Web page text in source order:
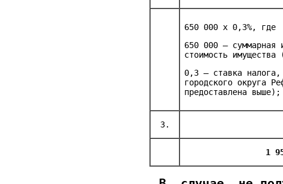
650 000 х 0,3%, где
650 000 – суммарная
стоимость имущества
0,3 – ставка налога,
городского округа
предоставлена выше);
3.
1